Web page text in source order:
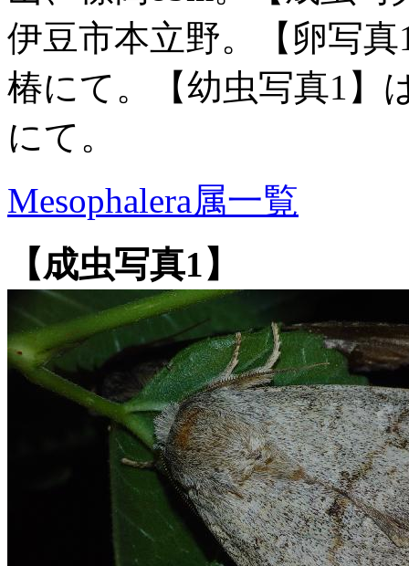
伊豆市本立野。【卵写
椿にて。【幼虫写真1】
にて。
Mesophalera属一覧
【成虫写真1】